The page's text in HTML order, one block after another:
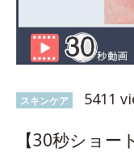
スキンケア 5411
【30秒ショ